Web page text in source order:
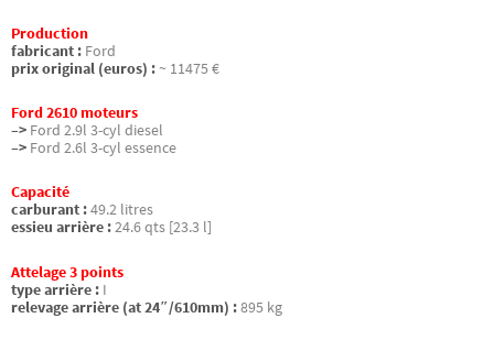
Production
fabricant : Ford
prix original (euros) : ~ 11475 €
Ford 2610 moteurs
–> Ford 2.9l 3-cyl diesel
–> Ford 2.6l 3-cyl essence
Capacité
carburant :49.2 litres
essieu arrière :24.6 qts [23.3 l]
Attelage 3 points
type arrière : I
relevage arrière (at 24″/610mm) :895 kg